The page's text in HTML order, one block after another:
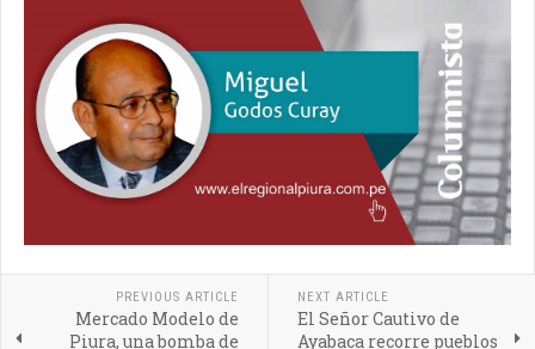
PREVIOUS ARTICLE
Mercado Modelo de
Piura, una bomba de
NEXT ARTICLE
El Señor Cautivo de
Ayabaca recorre pueblos